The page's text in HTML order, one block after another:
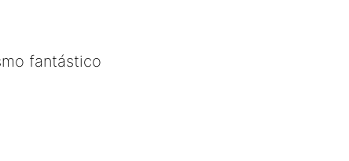
fantástico